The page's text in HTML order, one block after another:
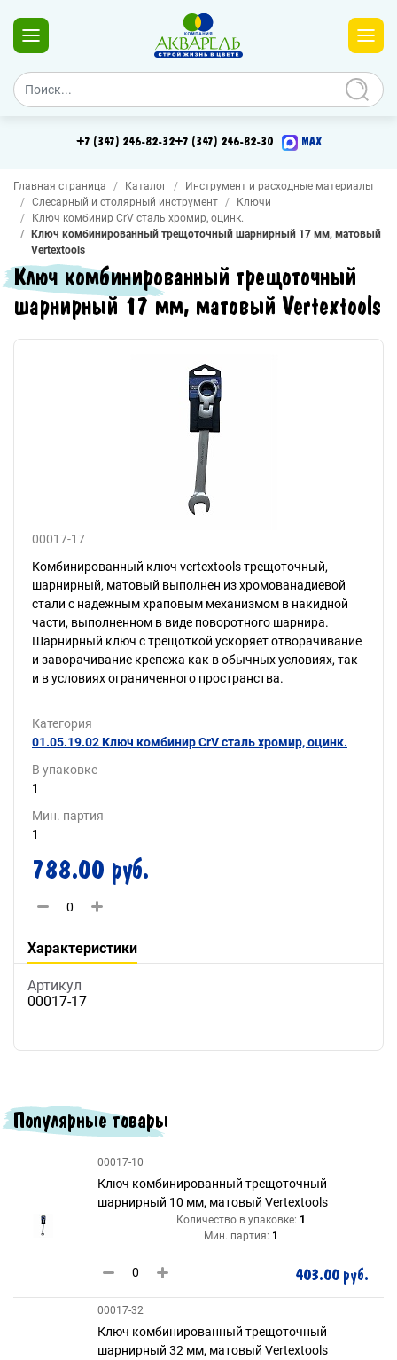
+7 (347) 246-82-32+7 (347) 246-82-30 MAX
Главная страница Каталог
Инструмент и расходные материалы
Слесарный и столярный инструмент
Ключи
Ключ комбинир CrV сталь хромир, оцинк.
Ключ комбинированный трещоточный шарнирный 17 мм, матовый
Vertextools
Ключ комбинированный трещоточный
шарнирный 17 мм, матовый Vertextools
00017-17
Комбинированный ключ vertextools трещоточный,
шарнирный, матовый выполнен из хромованадиевой
стали с надежным храповым механизмом в накидной
части, выполненном в виде поворотного шарнира.
Шарнирный ключ с трещоткой ускоряет отворачивание
и заворачивание крепежа как в обычных условиях, так
и в условиях ограниченного пространства.
Категория
01.05.19.02 Ключ комбинир CrV сталь хромир, оцинк.
В упаковке
1
Мин. партия
1
788.00 руб.
Характеристики
Артикул
00017-17
Популярные товары
00017-10
Ключ комбинированный трещоточный
шарнирный 10 мм, матовый Vertextools
Количество в упаковке: 1
Мин. партия: 1
403.00 руб.
00017-32
Ключ комбинированный трещоточный
шарнирный 32 мм, матовый Vertextools